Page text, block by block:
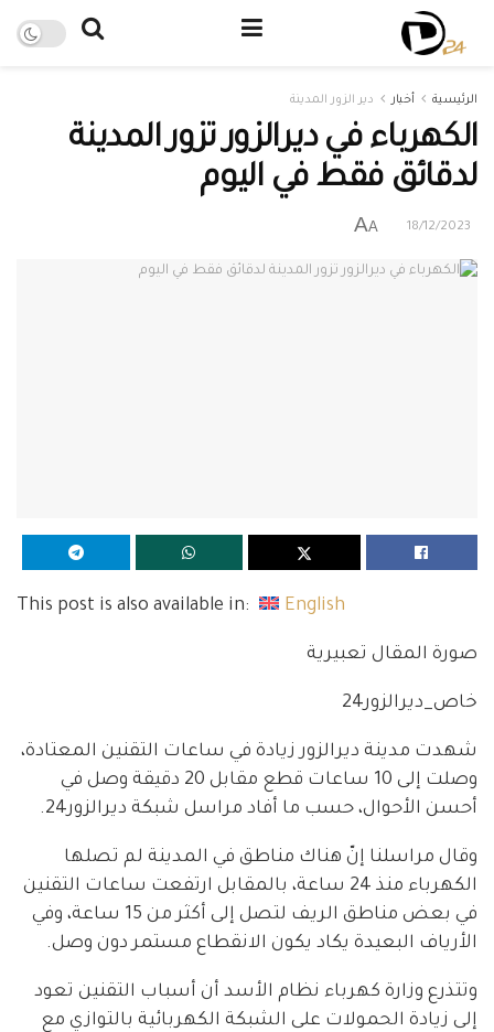
الرئيسية أخبار دير الزور المدينة
الكهرباء في ديرالزور تزور المدينة
لدقائق فقط في اليوم
18/12/2023
A
A
This post is also available in: English
صورة المقال تعبيرية
خاص_ديرالزور24
شهدت مدينة ديرالزور زيادة في ساعات التقنين المعتادة،
وصلت إلى 10 ساعات قطع مقابل 20 دقيقة وصل في
أحسن الأحوال، حسب ما أفاد مراسل شبكة ديرالزور24.
وقال مراسلنا إنّ هناك مناطق في المدينة لم تصلها
الكهرباء منذ 24 ساعة، بالمقابل ارتفعت ساعات التقنين
في بعض مناطق الريف لتصل إلى أكثر من 15 ساعة، وفي
الأرياف البعيدة يكاد يكون الانقطاع مستمر دون وصل.
وتتذرع وزارة كهرباء نظام الأسد أن أسباب التقنين تعود
إلى زيادة الحمولات على الشبكة الكهربائية بالتوازي مع